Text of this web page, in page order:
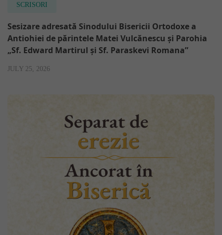
SCRISORI
Sesizare adresată Sinodului Bisericii Ortodoxe a
Antiohiei de părintele Matei Vulcănescu și Parohia
„Sf. Edward Martirul și Sf. Paraskevi Romana”
JULY 25, 2026